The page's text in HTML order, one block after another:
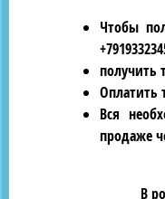
Чтобы
получить
Оплатить
Вся
продаже
В